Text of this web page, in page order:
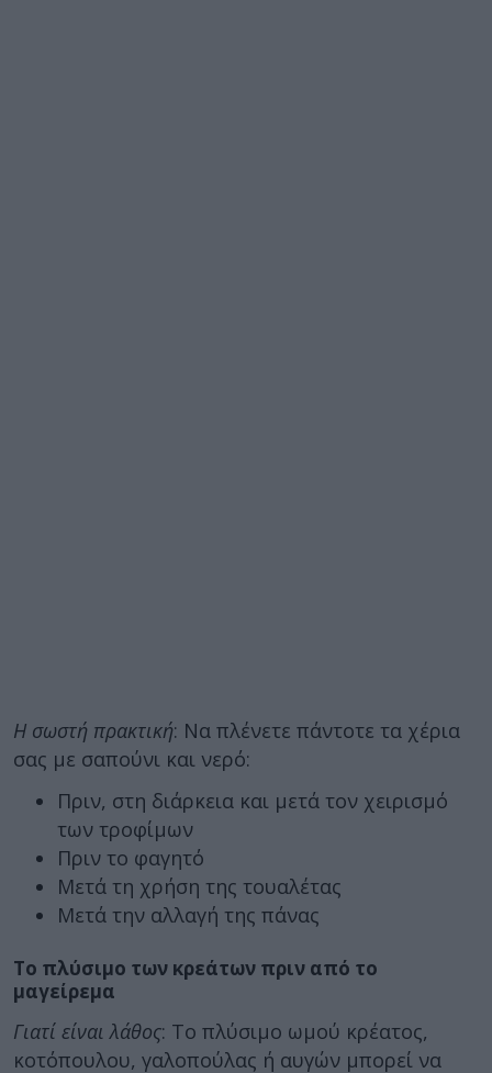
Η σωστή πρακτική: Να πλένετε πάντοτε τα χέρια
σας με σαπούνι και νερό:
Πριν, στη διάρκεια και μετά τον χειρισμό
των τροφίμων
Πριν το φαγητό
Μετά τη χρήση της τουαλέτας
Μετά την αλλαγή της πάνας
Το πλύσιμο των κρεάτων πριν από το
μαγείρεμα
Γιατί είναι λάθος: Το πλύσιμο ωμού κρέατος,
κοτόπουλου, γαλοπούλας ή αυγών μπορεί να